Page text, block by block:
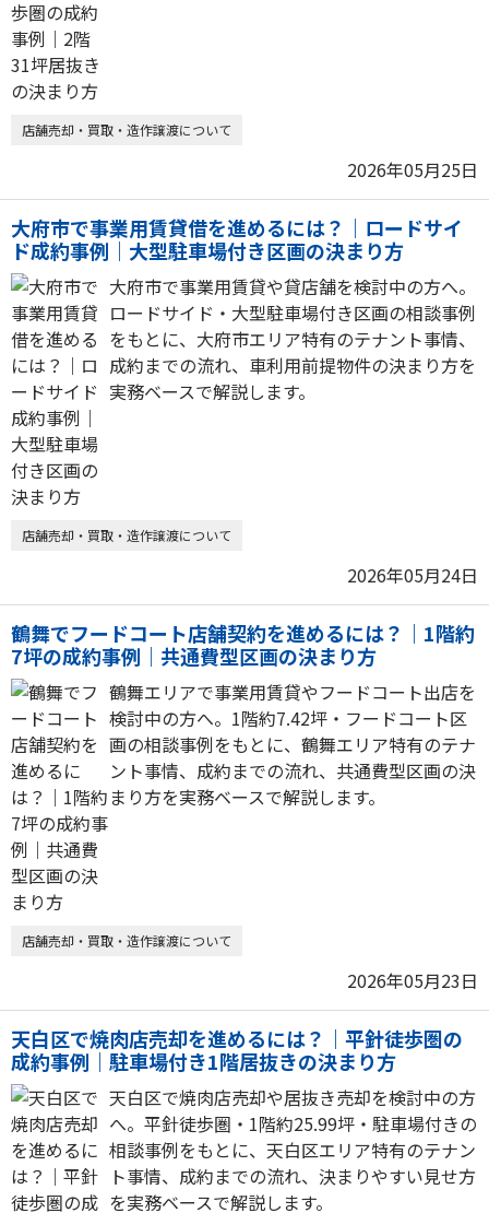
店舗売却・買取・造作譲渡について
2026年05月25日
大府市で事業用賃貸借を進めるには？｜ロードサイ
ド成約事例｜大型駐車場付き区画の決まり方
大府市で事業用賃貸や貸店舗を検討中の方へ。
ロードサイド・大型駐車場付き区画の相談事例
をもとに、大府市エリア特有のテナント事情、
成約までの流れ、車利用前提物件の決まり方を
実務ベースで解説します。
店舗売却・買取・造作譲渡について
2026年05月24日
鶴舞でフードコート店舗契約を進めるには？｜1階約
7坪の成約事例｜共通費型区画の決まり方
鶴舞エリアで事業用賃貸やフードコート出店を
検討中の方へ。1階約7.42坪・フードコート区
画の相談事例をもとに、鶴舞エリア特有のテナ
ント事情、成約までの流れ、共通費型区画の決
まり方を実務ベースで解説します。
店舗売却・買取・造作譲渡について
2026年05月23日
天白区で焼肉店売却を進めるには？｜平針徒歩圏の
成約事例｜駐車場付き1階居抜きの決まり方
天白区で焼肉店売却や居抜き売却を検討中の方
へ。平針徒歩圏・1階約25.99坪・駐車場付きの
相談事例をもとに、天白区エリア特有のテナン
ト事情、成約までの流れ、決まりやすい見せ方
を実務ベースで解説します。